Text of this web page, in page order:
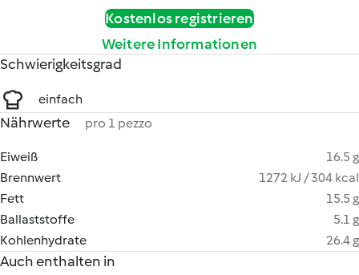
Kostenlos registrieren
Weitere Informationen
Schwierigkeitsgrad
einfach
Nährwerte pro 1 pezzo
Eiweiß
16.5 g
Brennwert
1272 kJ / 304 kcal
Fett
15.5 g
Ballaststoffe
5.1 g
Kohlenhydrate
26.4 g
Auch enthalten in